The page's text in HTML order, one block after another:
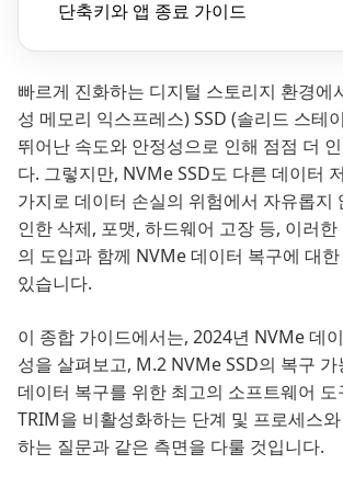
단축키와 앱 종료 가이드
빠르게 진화하는 디지털 스토리지 환경에
성 메모리 익스프레스) SSD (솔리드 스테
뛰어난 속도와 안정성으로 인해 점점 더
다. 그렇지만, NVMe SSD도 다른 데이터
가지로 데이터 손실의 위험에서 자유롭지
인한 삭제, 포맷, 하드웨어 고장 등, 이러
의 도입과 함께 NVMe 데이터 복구에 대
있습니다.
이 종합 가이드에서는, 2024년 NVMe 데
성을 살펴보고, M.2 NVMe SSD의 복구
데이터 복구를 위한 최고의 소프트웨어
TRIM을 비활성화하는 단계 및 프로세스
하는 질문과 같은 측면을 다룰 것입니다.